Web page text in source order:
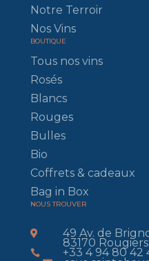
Notre Terroir
Nos Vins
BOUTIQUE
Tous nos vins
Rosés
Blancs
Rouges
Bulles
Bio
Coffrets & cadeaux
Bag in Box
NOUS TROUVER
 49 Av. de
83170 Rougiers
 +33 4 94 80 42